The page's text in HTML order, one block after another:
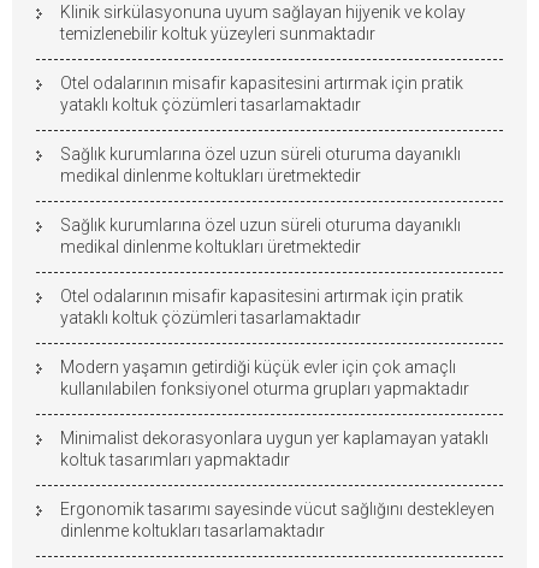
Klinik sirkülasyonuna uyum sağlayan hijyenik ve kolay
temizlenebilir koltuk yüzeyleri sunmaktadır
Otel odalarının misafir kapasitesini artırmak için pratik
yataklı koltuk çözümleri tasarlamaktadır
Sağlık kurumlarına özel uzun süreli oturuma dayanıklı
medikal dinlenme koltukları üretmektedir
Sağlık kurumlarına özel uzun süreli oturuma dayanıklı
medikal dinlenme koltukları üretmektedir
Otel odalarının misafir kapasitesini artırmak için pratik
yataklı koltuk çözümleri tasarlamaktadır
Modern yaşamın getirdiği küçük evler için çok amaçlı
kullanılabilen fonksiyonel oturma grupları yapmaktadır
Minimalist dekorasyonlara uygun yer kaplamayan yataklı
koltuk tasarımları yapmaktadır
Ergonomik tasarımı sayesinde vücut sağlığını destekleyen
dinlenme koltukları tasarlamaktadır